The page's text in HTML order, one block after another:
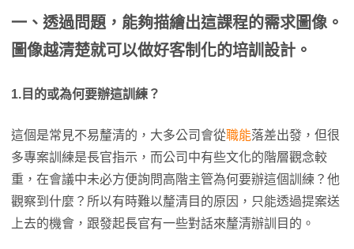
一、透過問題，能夠描繪出這課程的需求圖像。
圖像越清楚就可以做好客制化的培訓設計。
1.目的或為何要辦這訓練？
這個是常見不易釐清的，大多公司會從職能落差出發，但很
多專案訓練是長官指示，而公司中有些文化的階層觀念較
重，在會議中未必方便詢問高階主管為何要辦這個訓練？他
觀察到什麼？所以有時難以釐清目的原因，只能透過提案送
上去的機會，跟發起長官有一些對話來釐清辦訓目的。